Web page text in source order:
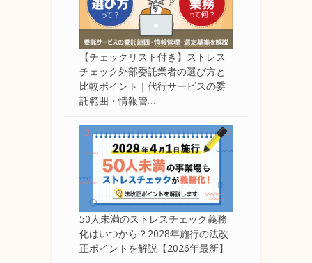
【チェックリスト付き】ストレス
チェック外部委託業者の選び方と
比較ポイント｜代行サービスの委
託範囲・情報管…
50人未満のストレスチェック義務
化はいつから？2028年施行の法改
正ポイントを解説【2026年最新】